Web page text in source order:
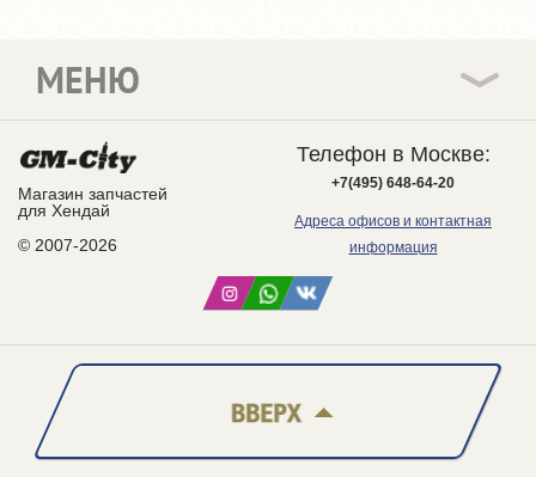
Магазин запчастей
для Хендай
© 2007-2026
МЕНЮ
Телефон в Москве:
+7(495) 648-64-20
Адреса офисов и контактная
информация